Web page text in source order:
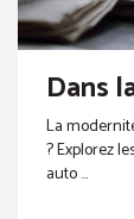
Dans
La
? Explorez
auto ...